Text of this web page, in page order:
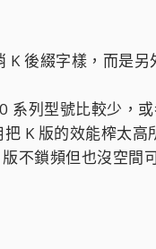
K 後綴字樣，而是
列型號比較少，
K 版的效能榨太
不鎖頻但也沒空間